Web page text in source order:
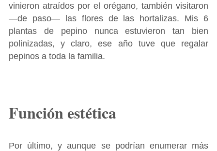
vinieron atraídos por el orégano, también visitaron
―de paso― las flores de las hortalizas. Mis 6
plantas de pepino nunca estuvieron tan bien
polinizadas, y claro, ese año tuve que regalar
pepinos a toda la familia.
Función estética
Por último, y aunque se podrían enumerar más